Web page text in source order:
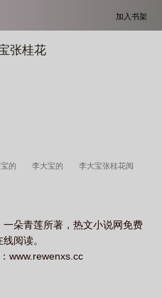
加入书架
张桂花
的 李大宝的 李大宝张桂花阅
张桂花李大宝三百章 主角李大宝张
大宝张桂花免费阅读
朵青莲所著，热文小说网免费
阅读。
www.rewenxs.cc